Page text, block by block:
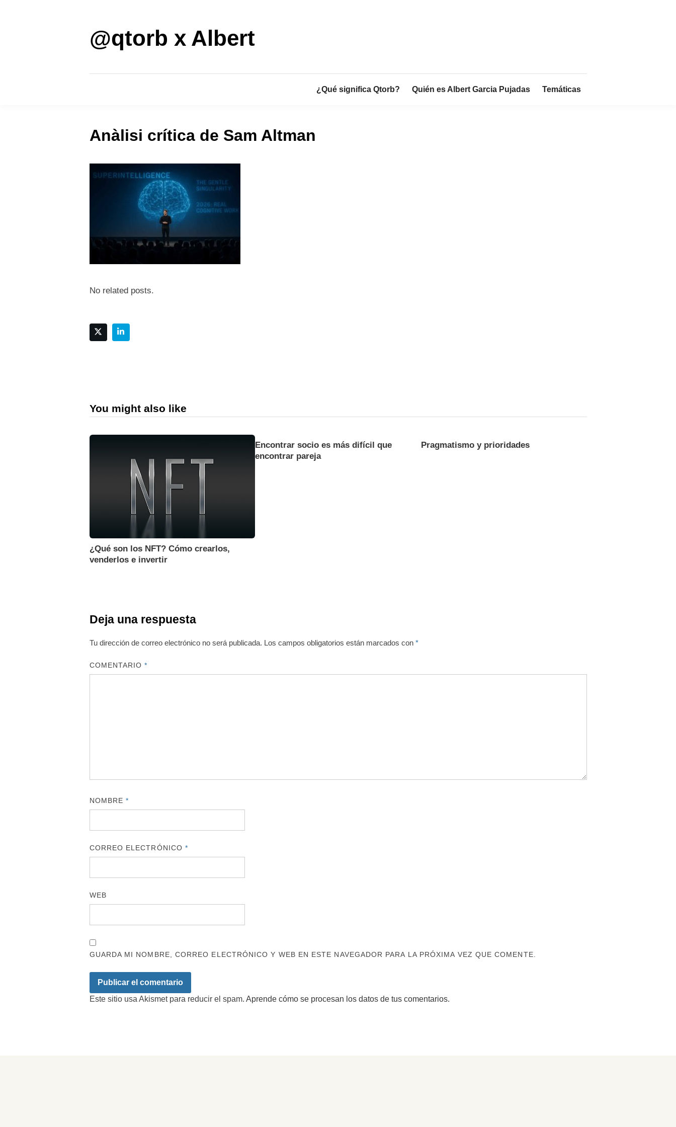
@qtorb x Albert
¿Qué significa Qtorb? Quién es Albert Garcia Pujadas Temáticas
Anàlisi crítica de Sam Altman
No related posts.
You might also like
¿Qué son los NFT? Cómo crearlos,
venderlos e invertir
Encontrar socio es más difícil que
encontrar pareja
Pragmatismo y prioridades
Deja una respuesta
Tu dirección de correo electrónico no será publicada. Los campos obligatorios están marcados con *
COMENTARIO*
NOMBRE*
CORREO ELECTRÓNICO *
WEB
GUARDA MI NOMBRE, CORREO ELECTRÓNICO Y WEB EN ESTE NAVEGADOR PARA LA PRÓXIMA VEZ QUE COMENTE.
Este sitio usa Akismet para reducir el spam. Aprende cómo se procesan los datos de tus comentarios.